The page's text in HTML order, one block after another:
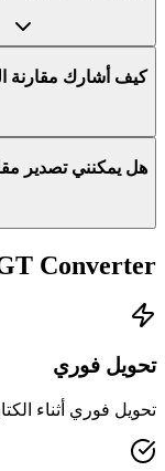
كيف أشارك مقارنة
هل يمكنني تصدير
Converter?
تحويل فوري
تحويل فوري أثناء